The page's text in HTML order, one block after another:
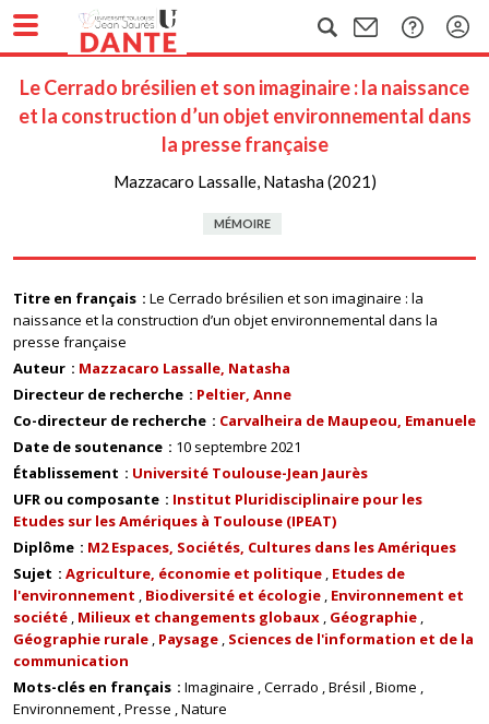
Le Cerrado brésilien et son imaginaire : la naissance
et la construction d’un objet environnemental dans
la presse française
Mazzacaro Lassalle, Natasha (2021)
MÉMOIRE
Titre en français
Le Cerrado brésilien et son imaginaire : la
naissance et la construction d’un objet environnemental dans la
presse française
Auteur
Mazzacaro Lassalle, Natasha
Directeur de recherche
Peltier, Anne
Co-directeur de recherche
Carvalheira de Maupeou, Emanuele
Date de soutenance
10 septembre 2021
Établissement
Université Toulouse-Jean Jaurès
UFR ou composante
Institut Pluridisciplinaire pour les
Etudes sur les Amériques à Toulouse (IPEAT)
Diplôme
M2 Espaces, Sociétés, Cultures dans les Amériques
Sujet
Agriculture, économie et politique Etudes de
l'environnement
Biodiversité et écologie Environnement et
société Milieux et changements globaux Géographie
Géographie rurale Paysage Sciences de l'information et de la
communication
Mots-clés en français
Imaginaire Cerrado Brésil Biome
Environnement Presse Nature